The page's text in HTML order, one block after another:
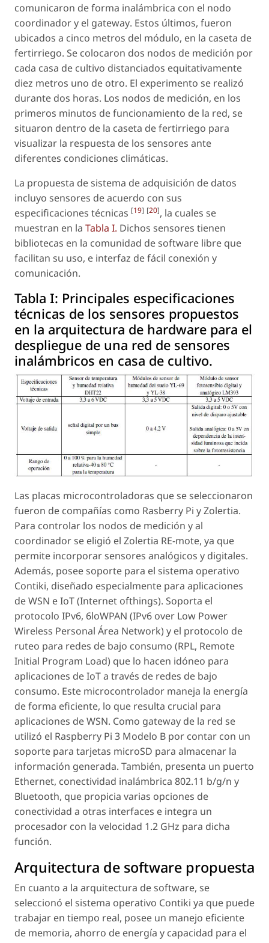
comunicaron de forma inalámbrica con el nodo
coordinador y el gateway. Estos últimos, fueron
ubicados a cinco metros del módulo, en la caseta de
fertirriego. Se colocaron dos nodos de medición por
cada casa de cultivo distanciados equitativamente
diez metros uno de otro. El experimento se realizó
durante dos horas. Los nodos de medición, en los
primeros minutos de funcionamiento de la red, se
situaron dentro de la caseta de fertirriego para
visualizar la respuesta de los sensores ante
diferentes condiciones climáticas.
La propuesta de sistema de adquisición de datos
incluyo sensores de acuerdo con sus
especificaciones técnicas [19] [20], la cuales se
muestran en la Tabla I. Dichos sensores tienen
bibliotecas en la comunidad de software libre que
facilitan su uso, e interfaz de fácil conexión y
comunicación.
Tabla I: Principales especificaciones
técnicas de los sensores propuestos
en la arquitectura de hardware para el
despliegue de una red de sensores
inalámbricos en casa de cultivo.
Las placas microcontroladoras que se seleccionaron
fueron de compañías como Rasberry Pi y Zolertia.
Para controlar los nodos de medición y al
coordinador se eligió el Zolertia RE-mote, ya que
permite incorporar sensores analógicos y digitales.
Además, posee soporte para el sistema operativo
Contiki, diseñado especialmente para aplicaciones
de WSN e IoT (Internet ofthings). Soporta el
protocolo IPv6, 6loWPAN (IPv6 over Low Power
Wireless Personal Área Network) y el protocolo de
ruteo para redes de bajo consumo (RPL, Remote
Initial Program Load) que lo hacen idóneo para
aplicaciones de IoT a través de redes de bajo
consumo. Este microcontrolador maneja la energía
de forma eficiente, lo que resulta crucial para
aplicaciones de WSN. Como gateway de la red se
utilizó el Raspberry Pi 3 Modelo B por contar con un
soporte para tarjetas microSD para almacenar la
información generada. También, presenta un puerto
Ethernet, conectividad inalámbrica 802.11 b/g/n y
Bluetooth, que propicia varias opciones de
conectividad a otras interfaces e integra un
procesador con la velocidad 1.2 GHz para dicha
función.
Arquitectura de software propuesta
En cuanto a la arquitectura de software, se
seleccionó el sistema operativo Contiki ya que puede
trabajar en tiempo real, posee un manejo eficiente
de memoria, ahorro de energía y capacidad para el